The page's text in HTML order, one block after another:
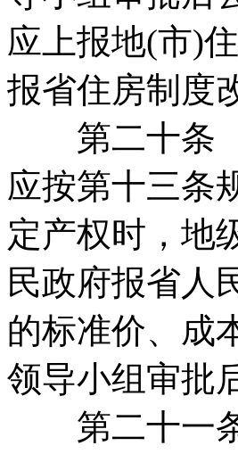
应上报地(市)
报省住房制度
第二十条
应按第十三条
定产权时，地
民政府报省人
的标准价、成
领导小组审批
第二十一条